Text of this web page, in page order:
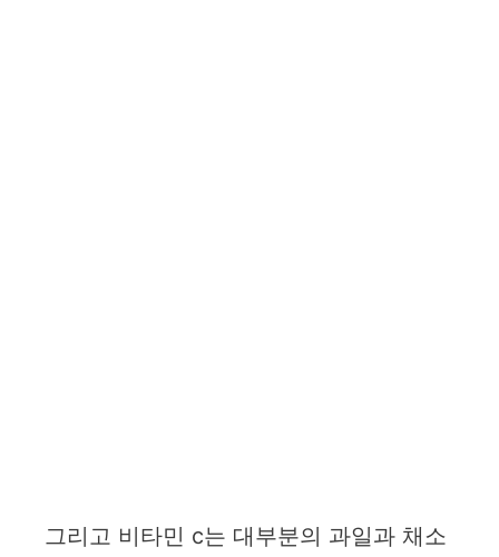
그리고 비타민 c는 대부분의 과일과 채소